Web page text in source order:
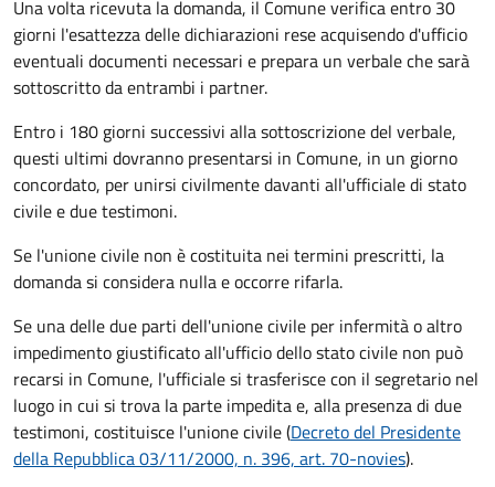
Una volta ricevuta la domanda, il Comune verifica entro 30
giorni l'esattezza delle dichiarazioni rese acquisendo d'ufficio
eventuali documenti necessari e prepara un verbale che sarà
sottoscritto da entrambi i partner.
Entro i 180 giorni successivi alla sottoscrizione del verbale,
questi ultimi dovranno presentarsi in Comune, in un giorno
concordato, per unirsi civilmentedavanti all'ufficiale di stato
civilee due testimoni.
Se l'unione civile non è costituita nei termini prescritti, la
domanda si considera nulla e occorre rifarla.
Se una delle due parti dell'unione civile per infermità o altro
impedimento giustificato all'ufficio dello stato civile non può
recarsi in Comune, l'ufficiale si trasferisce con il segretario nel
luogo in cui si trova la parte impedita e, alla presenza di due
testimoni, costituisce l'unione civile (Decreto del Presidente
della Repubblica 03/11/2000, n. 396, art. 70-novies).